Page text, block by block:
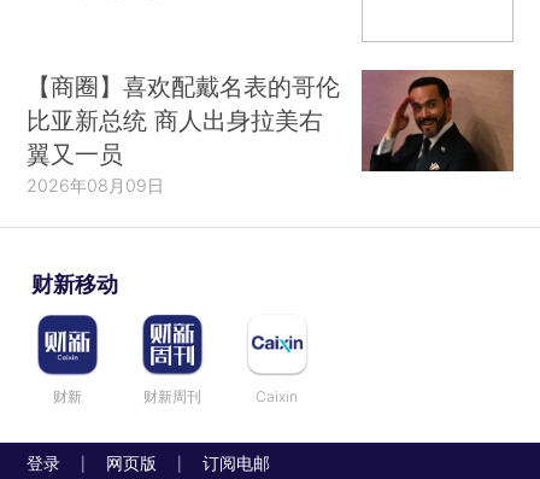
【商圈】喜欢配戴名表的哥伦
比亚新总统 商人出身拉美右
翼又一员
2026年08月09日
财新移动
财新 财新周刊 Caixin
登录 网页版 订阅电邮